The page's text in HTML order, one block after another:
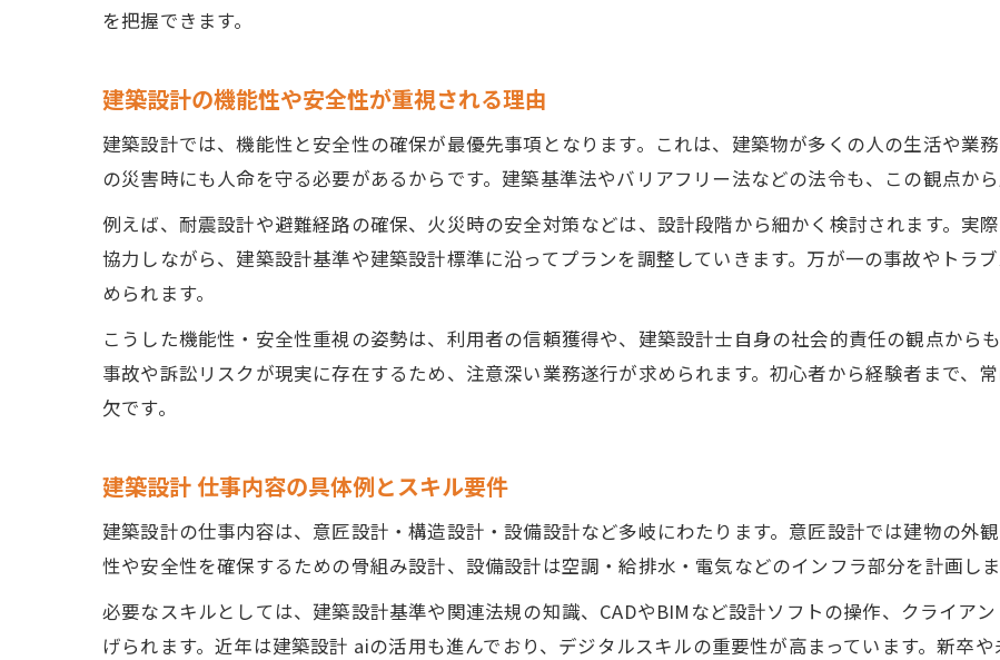
実体験から見る建築設計の魅力と課題
建築設計士が語る仕事のやりがいと達成感
建築設計の現場で感じる苦労と成長の実感
建築設計を選んだ理由とキャリアの決断例
建築設計士が直面する課題と乗り越え方
を把握できます。
建築設計の機能性や安全性が重視される理由
建築設計では、機能性と安全性の確保が最優先事項となります。これは、建築物が多くの人の生活や業
の災害時にも人命を守る必要があるからです。建築基準法やバリアフリー法などの法令も、この観点から
例えば、耐震設計や避難経路の確保、火災時の安全対策などは、設計段階から細かく検討されます。実
協力しながら、建築設計基準や建築設計標準に沿ってプランを調整していきます。万が一の事故やトラ
められます。
こうした機能性・安全性重視の姿勢は、利用者の信頼獲得や、建築設計士自身の社会的責任の観点から
事故や訴訟リスクが現実に存在するため、注意深い業務遂行が求められます。初心者から経験者まで、
欠です。
建築設計 仕事内容の具体例とスキル要件
建築設計の仕事内容は、意匠設計・構造設計・設備設計など多岐にわたります。意匠設計では建物の外
性や安全性を確保するための骨組み設計、設備設計は空調・給排水・電気などのインフラ部分を計画しま
必要なスキルとしては、建築設計基準や関連法規の知識、CADやBIMなど設計ソフトの操作、クライア
げられます。近年は建築設計 aiの活用も進んでおり、デジタルスキルの重要性が高まっています。新卒